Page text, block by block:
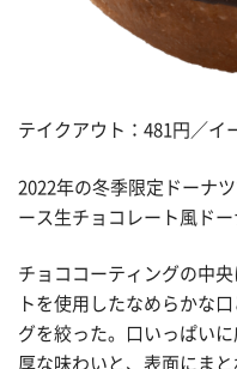
テイクアウト：481円／イ
2022年の冬季限定ドーナ
ース生チョコレート風ドー
チョココーティングの中
トを使用したなめらかな
グを絞った。口いっぱい
厚な味わいと、表面にま